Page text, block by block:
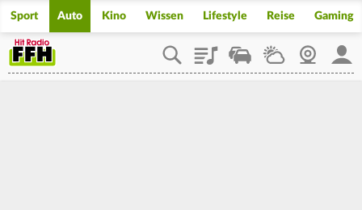
Sport Auto Kino Wissen Lifestyle Reise Gaming
PlaylistStaupilotWetterWebcam